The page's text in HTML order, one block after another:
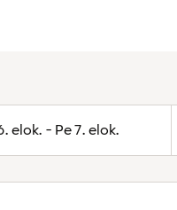
elok. - Pe 7. elok.